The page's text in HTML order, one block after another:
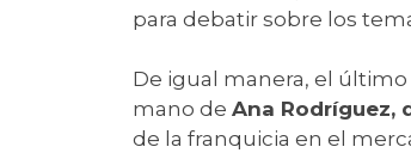
para debatir sobre los
De igual manera, el
mano de Ana Rodríguez,
de la franquicia en el